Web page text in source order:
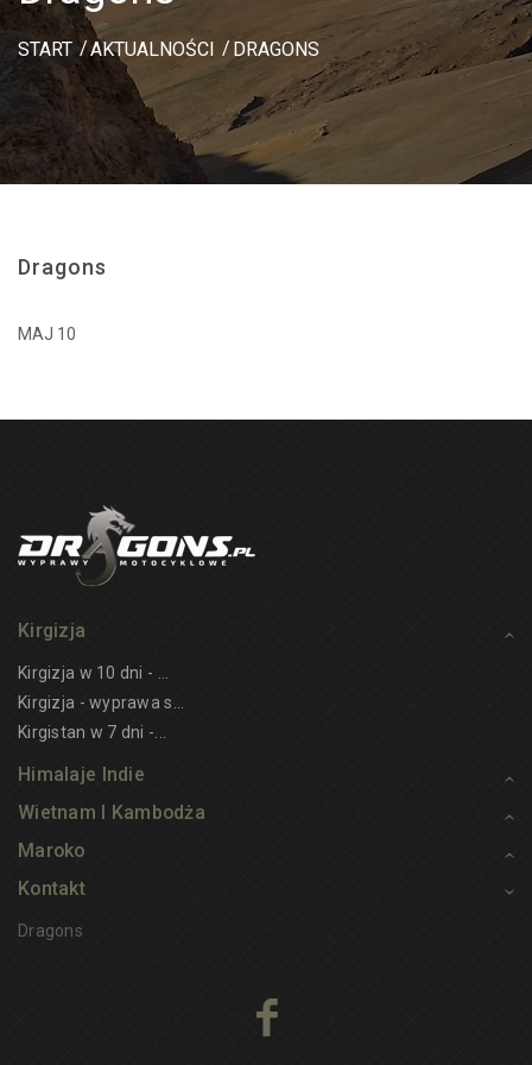
START AKTUALNOŚCI DRAGONS
Dragons
MAJ 10
Kirgizja
Kirgizja w 10 dni - ...
Kirgizja - wyprawa s...
Kirgistan w 7 dni -...
Himalaje Indie
Wietnam I Kambodża
Maroko
Kontakt
Dragons